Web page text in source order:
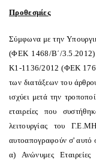
Προθεσμίες
Σύμφωνα με την
(ΦΕΚ 1468/Β΄/3.5.2012)
Κ1-1136/2012 (ΦΕΚ
των διατάξεων του
ισχύει μετά την
εταιρείες που
λειτουργίας του
αυτοαπογραφούν σ' αυτό
α) Ανώνυμες